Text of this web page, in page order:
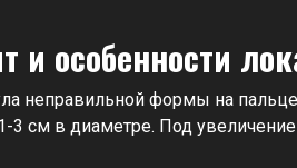
и особенности
неправильной формы на
3 см в диаметре. Под